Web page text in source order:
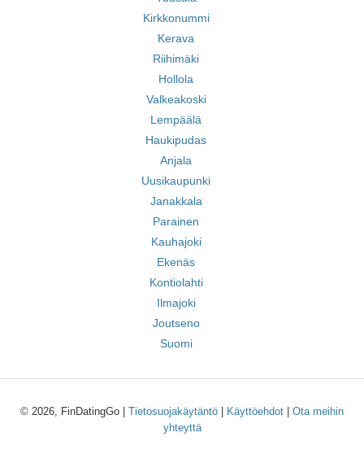
Kirkkonummi
Kerava
Riihimäki
Hollola
Valkeakoski
Lempäälä
Haukipudas
Anjala
Uusikaupunki
Janakkala
Parainen
Kauhajoki
Ekenäs
Kontiolahti
Ilmajoki
Joutseno
Suomi
© 2026, FinDatingGo | Tietosuojakäytäntö Käyttöehdot
Ota meihin
yhteyttä